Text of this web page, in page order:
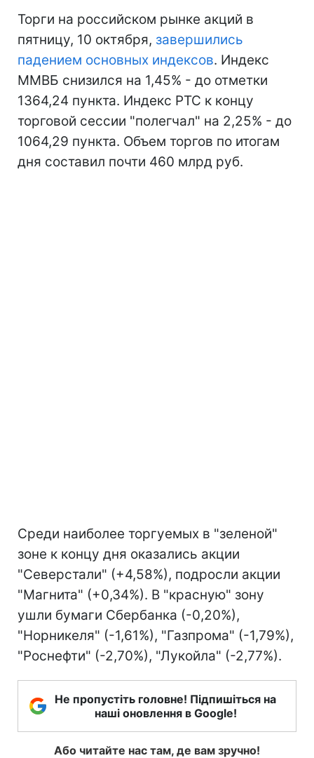
Торги на российском рынке акций в
пятницу, 10 октября, завершились
падением основных индексов. Индекс
ММВБ снизился на 1,45% - до отметки
1364,24 пункта. Индекс РТС к концу
торговой сессии "полегчал" на 2,25% - до
1064,29 пункта. Объем торгов по итогам
дня составил почти 460 млрд руб.
Среди наиболее торгуемых в "зеленой"
зоне к концу дня оказались акции
"Северстали" (+4,58%), подросли акции
"Магнита" (+0,34%). В "красную" зону
ушли бумаги Сбербанка (-0,20%),
"Норникеля" (-1,61%), "Газпрома" (-1,79%),
"Роснефти" (-2,70%), "Лукойла" (-2,77%).
Не пропустіть головне! Підпишіться на
наші оновлення в Google!
Або читайте нас там, де вам зручно!